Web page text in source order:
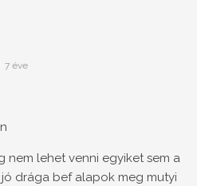
7 éve
nem lehet venni egyiket sem a
drága bef alapok meg mutyi